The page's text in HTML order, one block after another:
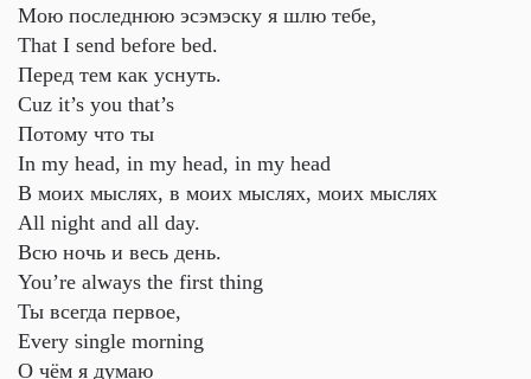
Мою последнюю эсэмэску я шлю тебе,
That I send before bed.
Перед тем как уснуть.
Cuz it’s you that’s
Потому что ты
In my head, in my head, in my head
В моих мыслях, в моих мыслях, моих мыслях
All night and all day.
Всю ночь и весь день.
You’re always the first thing
Ты всегда первое,
Every single morning
О чём я думаю